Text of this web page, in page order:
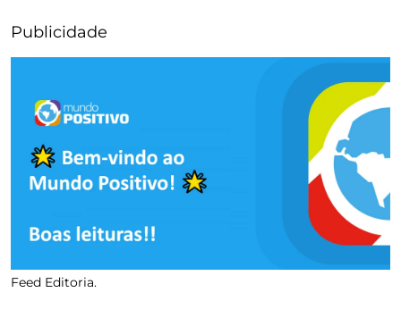
Publicidade
Feed Editoria.